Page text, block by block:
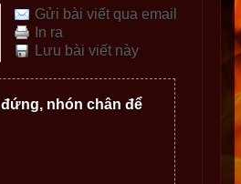
Gửi bài viết qua email
In ra
Lưu bài viết này
nhón chân để